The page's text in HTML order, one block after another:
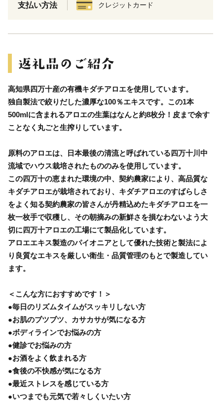
支払い方法 クレジットカード
高知県四万十産の有機キダチアロエを使用しています。
独自製法で絞りだした濃厚な100％エキスです。この1本
500mlに含まれるアロエの生葉はなんと約8枚分！皮まで余す
ことなく丸ごと生搾りしています。
原料のアロエは、日本最後の清流と呼ばれている四万十川中
流域でハウス栽培されたもののみを使用しています。
この四万十の恵まれた環境の中、契約農家により、高品質な
キダチアロエが栽培されており、キダチアロエのすばらしさ
をよく知る契約農家の皆さんが丹精込めたキダチアロエを一
枚一枚手で収穫し、その朝摘みの新鮮さを損なわないよう大
切に四万十アロエの工場にて製品化しています。
アロエエキス製造のパイオニアとして優れた技術と製法によ
り良質なエキスを厳しい衛生・品質管理のもとで製造してい
ます。
＜こんな方におすすめです！＞
●毎日のリズムタイムがスッキリしない方
●お肌のブツブツ、カサカサが気になる方
●ボディラインでお悩みの方
●健診でお悩みの方
●お酒をよく飲まれる方
●食後の不快感が気になる方
●最近ストレスを感じている方
●いつまでも元気で若々しくいたい方